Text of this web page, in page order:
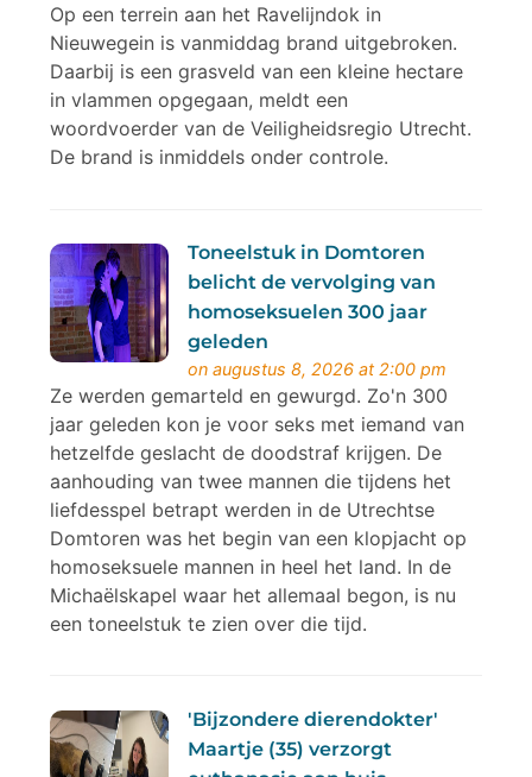
Op een terrein aan het Ravelijndok in
Nieuwegein is vanmiddag brand uitgebroken.
Daarbij is een grasveld van een kleine hectare
in vlammen opgegaan, meldt een
woordvoerder van de Veiligheidsregio Utrecht.
De brand is inmiddels onder controle.
Toneelstuk in Domtoren
belicht de vervolging van
homoseksuelen 300 jaar
geleden
on augustus 8, 2026 at 2:00 pm
Ze werden gemarteld en gewurgd. Zo'n 300
jaar geleden kon je voor seks met iemand van
hetzelfde geslacht de doodstraf krijgen. De
aanhouding van twee mannen die tijdens het
liefdesspel betrapt werden in de Utrechtse
Domtoren was het begin van een klopjacht op
homoseksuele mannen in heel het land. In de
Michaëlskapel waar het allemaal begon, is nu
een toneelstuk te zien over die tijd.
'Bijzondere dierendokter'
Maartje (35) verzorgt